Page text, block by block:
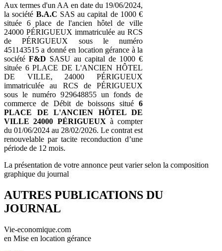
Aux termes d'un AA en date du 19/06/2024,
la société B.A.C SAS au capital de 1000 €
située 6 place de l'ancien hôtel de ville
24000 PÉRIGUEUX immatriculée au RCS
de PÉRIGUEUX sous le numéro
451143515 a donné en location gérance à la
société F&D SASU au capital de 1000 €
située 6 PLACE DE L'ANCIEN HÔTEL
DE VILLE, 24000 PÉRIGUEUX
immatriculée au RCS de PÉRIGUEUX
sous le numéro 929648855 un fonds de
commerce de Débit de boissons situé 6
PLACE DE L'ANCIEN HÔTEL DE
VILLE 24000 PÉRIGUEUX à compter
du 01/06/2024 au 28/02/2026. Le contrat est
renouvelable par tacite reconduction d’une
période de 12 mois.
La présentation de votre annonce peut varier selon la composition
graphique du journal
AUTRES PUBLICATIONS DU
JOURNAL
Vie-economique.com
en Mise en location gérance